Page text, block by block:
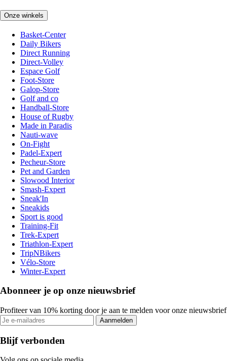
Onze winkels
Basket-Center
Daily Bikers
Direct Running
Direct-Volley
Espace Golf
Foot-Store
Galop-Store
Golf and co
Handball-Store
House of Rugby
Made in Paradis
Nauti-wave
On-Fight
Padel-Expert
Pecheur-Store
Pet and Garden
Slowood Interior
Smash-Expert
Sneak'In
Sneakids
Sport is good
Training-Fit
Trek-Expert
Triathlon-Expert
TripNBikers
Vélo-Store
Winter-Expert
Abonneer je op onze nieuwsbrief
Profiteer van 10% korting door je aan te melden voor onze nieuwsbrief
Aanmelden
Blijf verbonden